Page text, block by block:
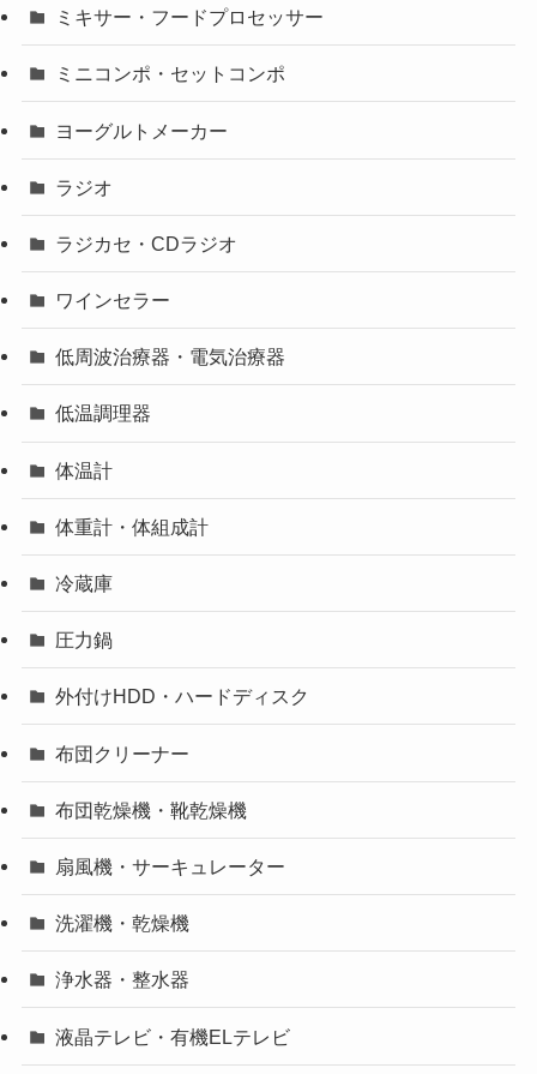
ミキサー・フードプロセッサー
ミニコンポ・セットコンポ
ヨーグルトメーカー
ラジオ
ラジカセ・CDラジオ
ワインセラー
低周波治療器・電気治療器
低温調理器
体温計
体重計・体組成計
冷蔵庫
圧力鍋
外付けHDD・ハードディスク
布団クリーナー
布団乾燥機・靴乾燥機
扇風機・サーキュレーター
洗濯機・乾燥機
浄水器・整水器
液晶テレビ・有機ELテレビ